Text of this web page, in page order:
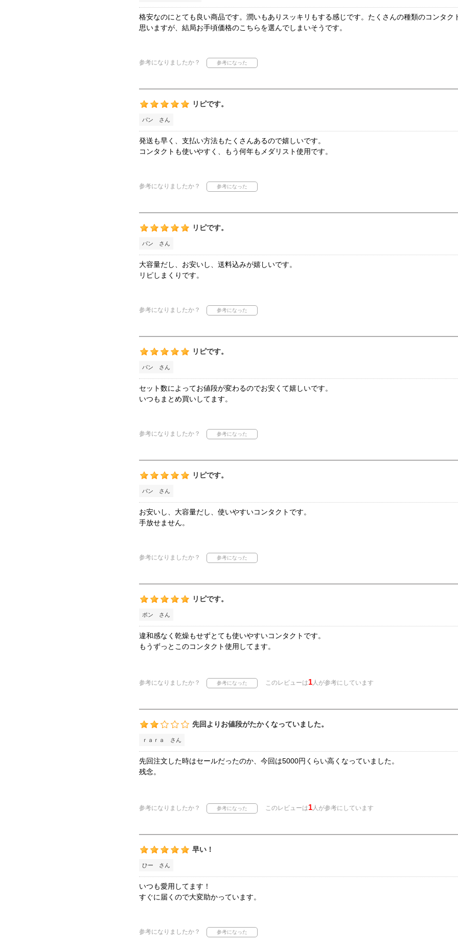
格安なのにとても良い商品です。潤いもありスッキリもする感じです。たくさんの種類のコンタク
思いますが、結局お手頃価格のこちらを選んでしまいそうです。
参考になりましたか？
リピです。
パン さん
発送も早く、支払い方法もたくさんあるので嬉しいです。
コンタクトも使いやすく、もう何年もメダリスト使用です。
参考になりましたか？
リピです。
パン さん
大容量だし、お安いし、送料込みが嬉しいです。
リピしまくりです。
参考になりましたか？
リピです。
パン さん
セット数によってお値段が変わるのでお安くて嬉しいです。
いつもまとめ買いしてます。
参考になりましたか？
リピです。
パン さん
お安いし、大容量だし、使いやすいコンタクトです。
手放せません。
参考になりましたか？
リピです。
ポン さん
違和感なく乾燥もせずとても使いやすいコンタクトです。
もうずっとこのコンタクト使用してます。
参考になりましたか？ このレビューは1人が参考にしています
先回よりお値段がたかくなっていました。
ｒａｒａ さん
先回注文した時はセールだったのか、今回は5000円くらい高くなっていました。
残念。
参考になりましたか？ このレビューは1人が参考にしています
早い！
ひー さん
いつも愛用してます！
すぐに届くので大変助かっています。
参考になりましたか？